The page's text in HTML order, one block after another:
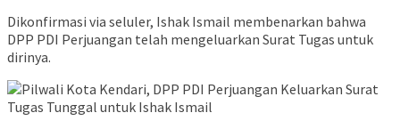
Dikonfirmasi via seluler, Ishak Ismail membenarkan bahwa
DPP PDI Perjuangan telah mengeluarkan Surat Tugas untuk
dirinya.